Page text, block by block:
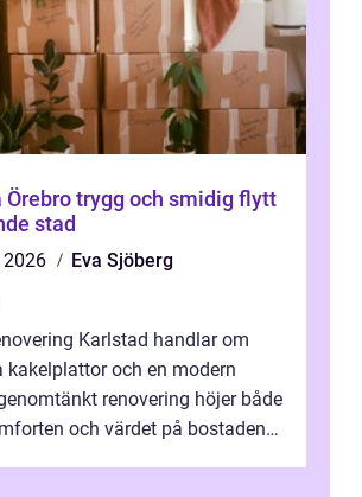
och smidig flytt
stad
Eva Sjöberg
Karlstad handlar om
kakelplattor och en modern
renovering höjer både
och värdet på bostaden.